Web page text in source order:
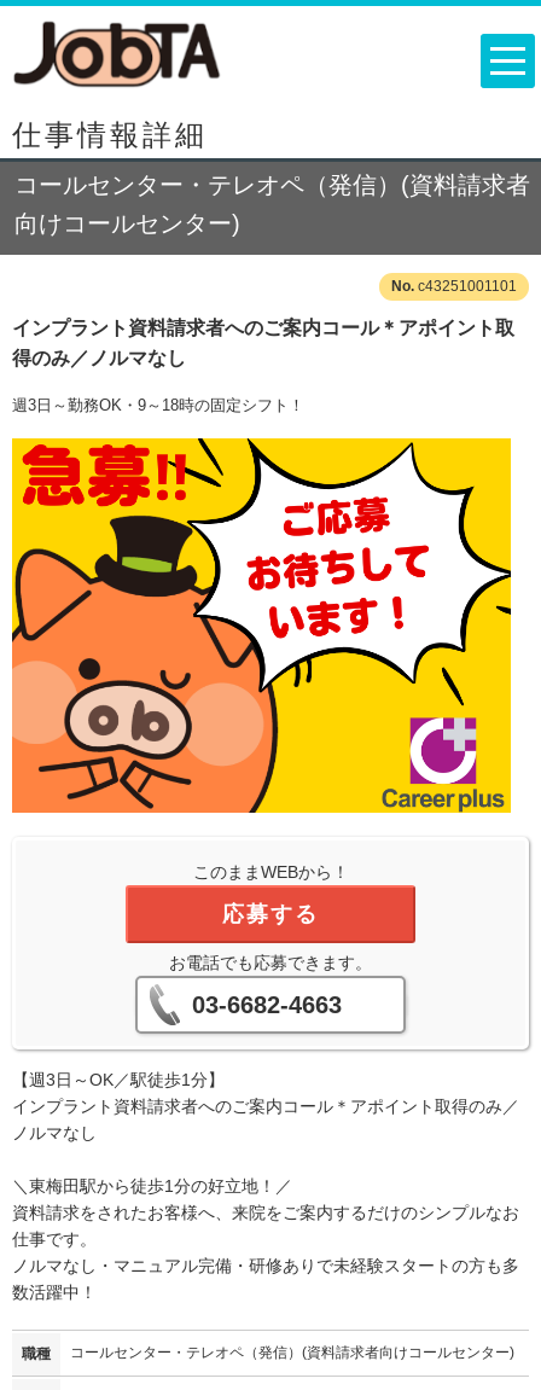
仕事情報詳細
コールセンター・テレオペ（発信）(資料請求者
向けコールセンター)
c43251001101
インプラント資料請求者へのご案内コール＊アポイント取
得のみ／ノルマなし
週3日～勤務OK・9～18時の固定シフト！
このままWEBから！
応募する
お電話でも応募できます。
03-6682-4663
【週3日～OK／駅徒歩1分】
インプラント資料請求者へのご案内コール＊アポイント取得のみ／
ノルマなし
＼東梅田駅から徒歩1分の好立地！／
資料請求をされたお客様へ、来院をご案内するだけのシンプルなお
仕事です。
ノルマなし・マニュアル完備・研修ありで未経験スタートの方も多
数活躍中！
職種 コールセンター・テレオペ（発信）(資料請求者向けコールセンター)